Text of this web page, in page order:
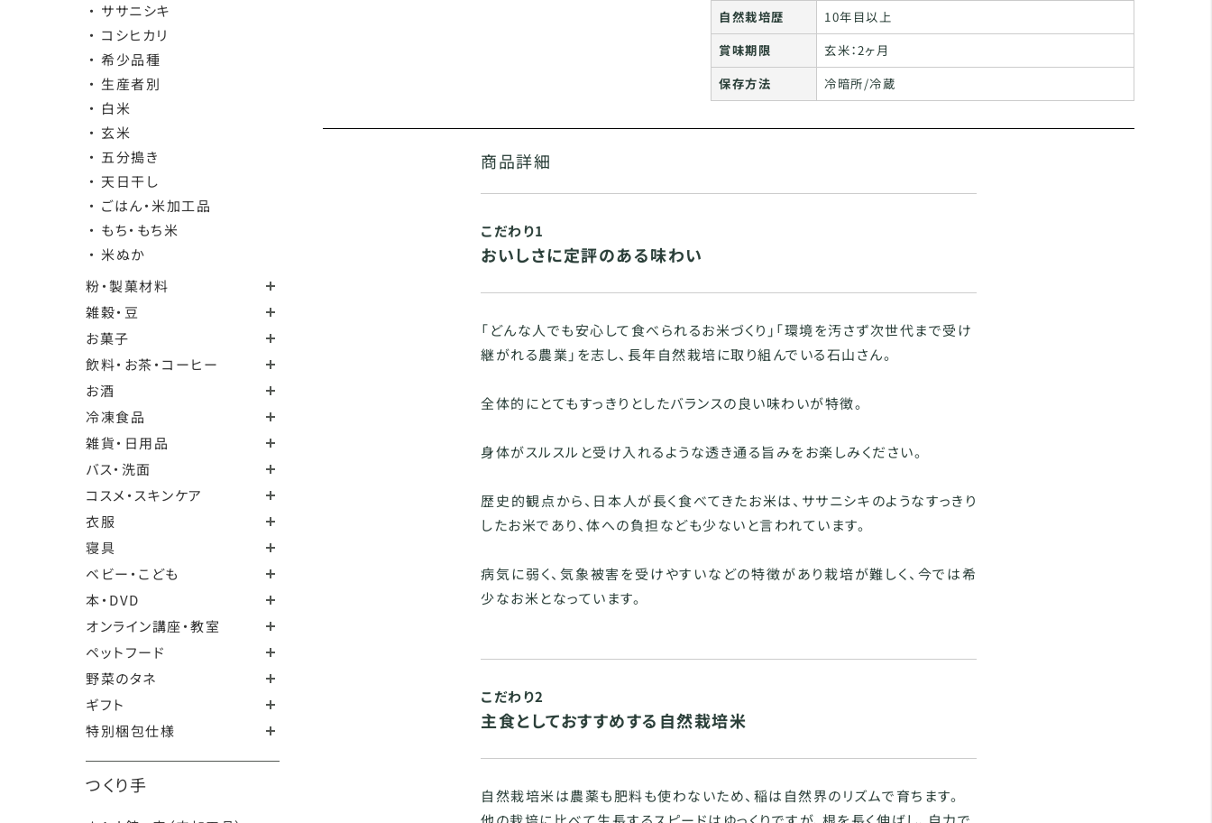
・ ササニシキ
・ コシヒカリ
・ 希少品種
・ 生産者別
・ 白米
・ 玄米
・ 五分搗き
・ 天日干し
・ ごはん・米加工品
・ もち・もち米
・ 米ぬか
粉・製菓材料
雑穀・豆
お菓子
飲料・お茶・コーヒー
お酒
冷凍食品
雑貨・日用品
バス・洗面
コスメ・スキンケア
衣服
寝具
ベビー・こども
本・DVD
オンライン講座・教室
ペットフード
野菜のタネ
ギフト
特別梱包仕様
つくり手
自然栽培歴
10年目以上
賞味期限
玄米：2ヶ月
保存方法
冷暗所/冷蔵
商品詳細
こだわり1
おいしさに定評のある味わい
「どんな人でも安心して食べられるお米づくり」「環境を汚さず次世代まで受け
継がれる農業」を志し、長年自然栽培に取り組んでいる石山さん。
全体的にとてもすっきりとしたバランスの良い味わいが特徴。
身体がスルスルと受け入れるような透き通る旨みをお楽しみください。
歴史的観点から、日本人が長く食べてきたお米は、ササニシキのようなすっきり
したお米であり、体への負担なども少ないと言われています。
病気に弱く、気象被害を受けやすいなどの特徴があり栽培が難しく、今では希
少なお米となっています。
こだわり2
主食としておすすめする自然栽培米
自然栽培米は農薬も肥料も使わないため、稲は自然界のリズムで育ちます。